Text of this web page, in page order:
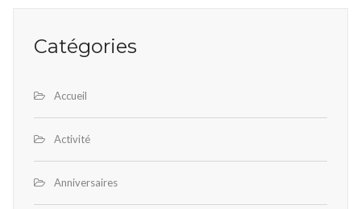
Catégories
Accueil
Activité
Anniversaires